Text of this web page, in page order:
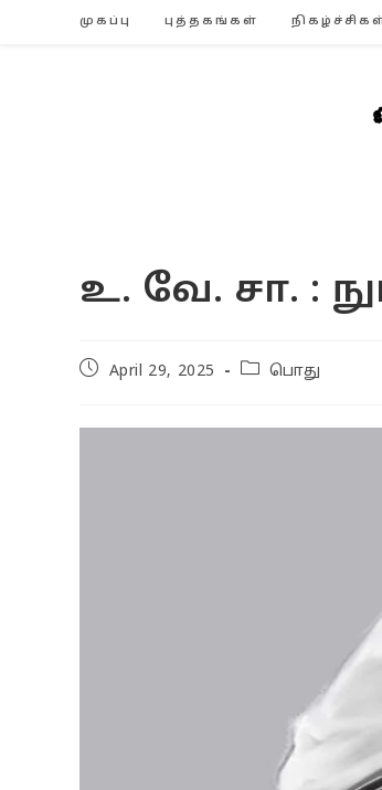
முகப்பு புத்தகங்கள்
உ. வே. சா. :
PostApril 29, 2025
Postபொது